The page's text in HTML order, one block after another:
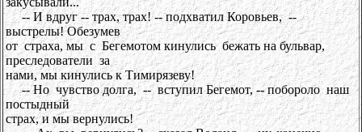
-- И вдруг -- трах, трах! -- подхватил Коровьев, --
выстрелы! Обезумев
от страха, мы с Бегемотом кинулись бежать на бульвар,
преследователи за
нами, мы кинулись к Тимирязеву!
-- Но чувство долга, -- вступил Бегемот, -- побороло наш
постыдный
страх, и мы вернулись!